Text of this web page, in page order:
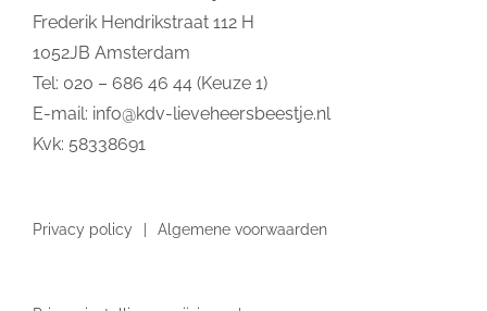
Frederik Hendrikstraat 112 H
1052JB Amsterdam
Tel: 020 – 686 46 44 (Keuze 1)
E-mail: info@kdv-lieveheersbeestje.nl
Kvk: 58338691
Privacy policy Algemene voorwaarden